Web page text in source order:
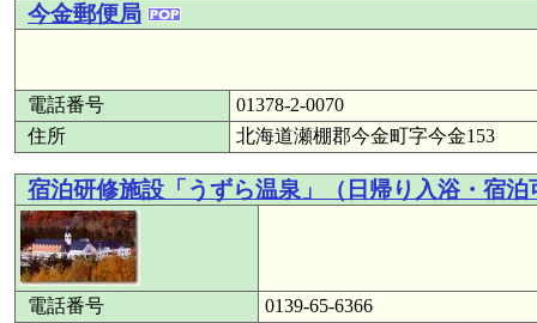
今金郵便局
電話番号
01378-2-0070
住所
北海道瀬棚郡今金町字今金153
宿泊研修施設「うずら温泉」（日帰り入浴・宿泊
電話番号
0139-65-6366